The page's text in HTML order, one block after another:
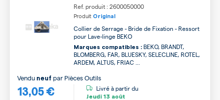
Ref. produit : 2600050000
Produit Original
Collier de Serrage - Bride de Fixation - Ressort
pour Lave-linge BEKO
Marques compatibles : BEKO, BRANDT,
BLOMBERG, FAR, BLUESKY, SELECLINE, ROTEL,
ARDEM, ALTUS, FRIAC ...
13,05 €
Vendu neuf par Pièces Outils
Livré à partir du
Jeudi 13 août